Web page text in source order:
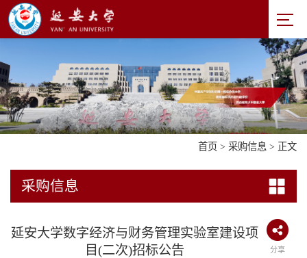
首页 > 采购信息 > 正文
采购信息
延安大学数字经济与财务管理实验室建设项
目(二次)招标公告
分享